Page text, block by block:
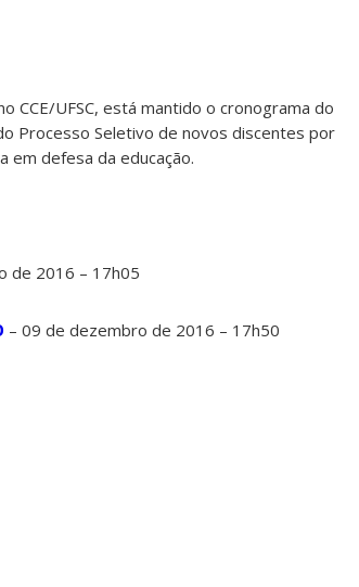
CCE/UFSC, está mantido o cronograma do
Processo Seletivo de novos discentes por
em defesa da educação.
de 2016 – 17h05
– 09 de dezembro de 2016 – 17h50